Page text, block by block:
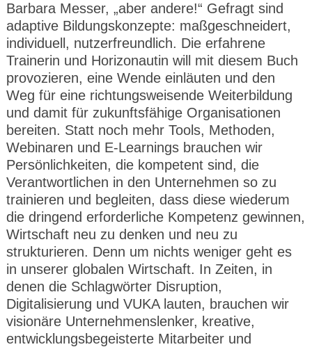
Barbara Messer, „aber andere!“ Gefragt sind
adaptive Bildungskonzepte: maßgeschneidert,
individuell, nutzerfreundlich. Die erfahrene
Trainerin und Horizonautin will mit diesem Buch
provozieren, eine Wende einläuten und den
Weg für eine richtungsweisende Weiterbildung
und damit für zukunftsfähige Organisationen
bereiten. Statt noch mehr Tools, Methoden,
Webinaren und E-Learnings brauchen wir
Persönlichkeiten, die kompetent sind, die
Verantwortlichen in den Unternehmen so zu
trainieren und begleiten, dass diese wiederum
die dringend erforderliche Kompetenz gewinnen,
Wirtschaft neu zu denken und neu zu
strukturieren. Denn um nichts weniger geht es
in unserer globalen Wirtschaft. In Zeiten, in
denen die Schlagwörter Disruption,
Digitalisierung und VUKA lauten, brauchen wir
visionäre Unternehmenslenker, kreative,
entwicklungsbegeisterte Mitarbeiter und